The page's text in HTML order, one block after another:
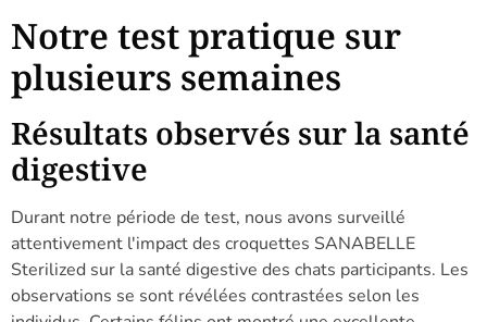
Notre test pratique sur
plusieurs semaines
Résultats observés sur la santé
digestive
Durant notre période de test, nous avons surveillé
attentivement l'impact des croquettes SANABELLE
Sterilized sur la santé digestive des chats participants. Les
observations se sont révélées contrastées selon les